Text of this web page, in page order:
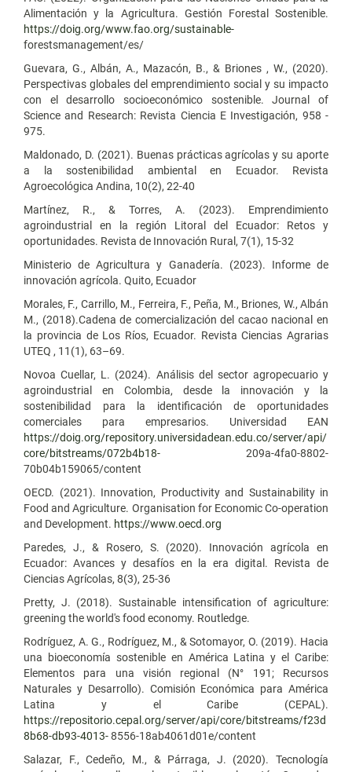
Alimentación y la Agricultura. Gestión Forestal Sostenible.
https://doig.org/www.fao.org/sustainable-
forestsmanagement/es/
Guevara, G., Albán, A., Mazacón, B., & Briones , W., (2020).
Perspectivas globales del emprendimiento social y su impacto
con el desarrollo socioeconómico sostenible. Journal of
Science and Research: Revista Ciencia E Investigación, 958 -
975.
Maldonado, D. (2021). Buenas prácticas agrícolas y su aporte
a la sostenibilidad ambiental en Ecuador. Revista
Agroecológica Andina, 10(2), 22-40
Martínez, R., & Torres, A. (2023). Emprendimiento
agroindustrial en la región Litoral del Ecuador: Retos y
oportunidades. Revista de Innovación Rural, 7(1), 15-32
Ministerio de Agricultura y Ganadería. (2023). Informe de
innovación agrícola. Quito, Ecuador
Morales, F., Carrillo, M., Ferreira, F., Peña, M., Briones, W., Albán
M., (2018).Cadena de comercialización del cacao nacional en
la provincia de Los Ríos, Ecuador. Revista Ciencias Agrarias
UTEQ , 11(1), 63–69.
Novoa Cuellar, L. (2024). Análisis del sector agropecuario y
agroindustrial en Colombia, desde la innovación y la
sostenibilidad para la identificación de oportunidades
comerciales para empresarios. Universidad EAN
https://doig.org/repository.universidadean.edu.co/server/api/
core/bitstreams/072b4b18- 209a-4fa0-8802-
70b04b159065/content
OECD. (2021). Innovation, Productivity and Sustainability in
Food and Agriculture. Organisation for Economic Co-operation
and Development. https://www.oecd.org
Paredes, J., & Rosero, S. (2020). Innovación agrícola en
Ecuador: Avances y desafíos en la era digital. Revista de
Ciencias Agrícolas, 8(3), 25-36
Pretty, J. (2018). Sustainable intensification of agriculture:
greening the world's food economy. Routledge.
Rodríguez, A. G., Rodríguez, M., & Sotomayor, O. (2019). Hacia
una bioeconomía sostenible en América Latina y el Caribe:
Elementos para una visión regional (N° 191; Recursos
Naturales y Desarrollo). Comisión Económica para América
Latina y el Caribe (CEPAL).
https://repositorio.cepal.org/server/api/core/bitstreams/f23d
8b68-db93-4013-8556-18ab4061d01e/content
Salazar, F., Cedeño, M., & Párraga, J. (2020). Tecnología